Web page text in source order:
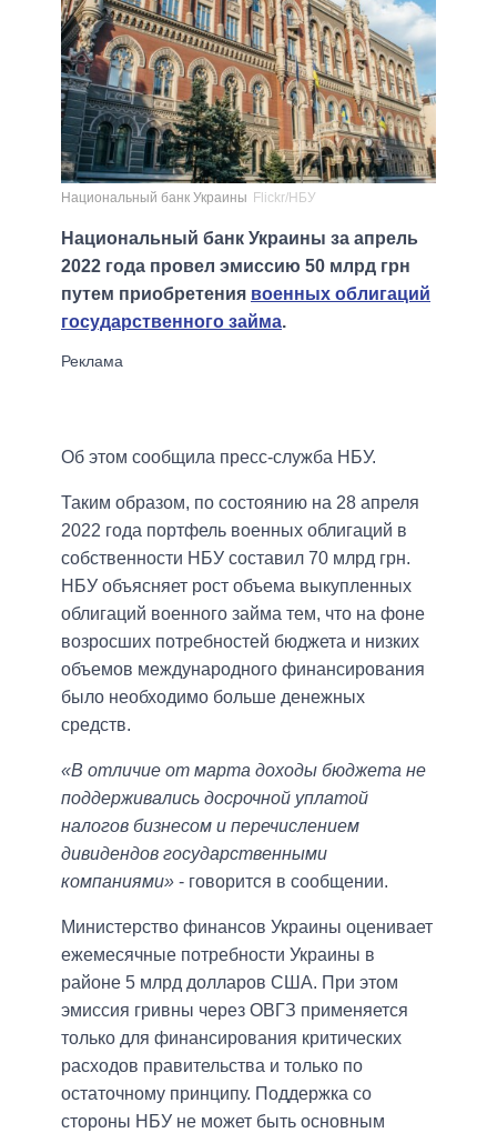
Национальный банк Украины Flickr/НБУ
Национальный банк Украины за апрель
2022 года провел эмиссию 50 млрд грн
путем приобретения военных облигаций
государственного займа.
Об этом сообщила пресс-служба НБУ.
Таким образом, по состоянию на 28 апреля
2022 года портфель военных облигаций в
собственности НБУ составил 70 млрд грн.
НБУ объясняет рост объема выкупленных
облигаций военного займа тем, что на фоне
возросших потребностей бюджета и низких
объемов международного финансирования
было необходимо больше денежных
средств.
«В отличие от марта доходы бюджета не
поддерживались досрочной уплатой
налогов бизнесом и перечислением
дивидендов государственными
компаниями» - говорится в сообщении.
Министерство финансов Украины оценивает
ежемесячные потребности Украины в
районе 5 млрд долларов США. При этом
эмиссия гривны через ОВГЗ применяется
только для финансирования критических
расходов правительства и только по
остаточному принципу. Поддержка со
стороны НБУ не может быть основным